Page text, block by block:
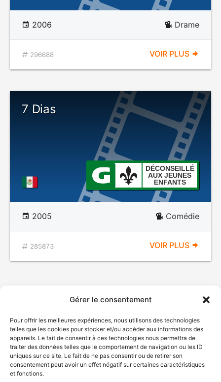
Gérer le consentement
Pour offrir les meilleures expériences, nous utilisons des technologies
telles que les cookies pour stocker et/ou accéder aux informations des
appareils. Le fait de consentir à ces technologies nous permettra de
traiter des données telles que le comportement de navigation ou les ID
uniques sur ce site. Le fait de ne pas consentir ou de retirer son
consentement peut avoir un effet négatif sur certaines caractéristiques
et fonctions.
2006 Drame
296688 VOIR PLUS
7 Dias
DÉCONSEILLÉ
AUX JEUNES
ENFANTS
2005 Comédie
285873 VOIR PLUS
© Gouvernement du Québec, 2026